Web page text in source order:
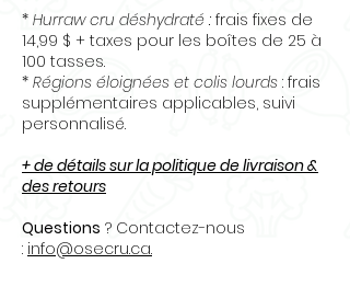
* Hurraw cru déshydraté : frais fixes de
14,99 $ + taxes pour les boîtes de 25 à
100 tasses.
* Régions éloignées et colis lourds : frais
supplémentaires applicables, suivi
personnalisé.
+ de détails sur la politique de livraison &
des retours
Questions ? Contactez-nous
: info@osecru.ca.